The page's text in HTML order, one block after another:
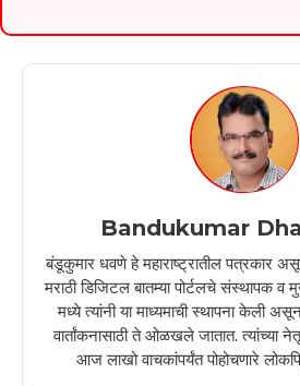
Bandukumar
बंडूकुमार धवणे हे महाराष्ट्रातील पत्रकार
मराठी डिजिटल बातम्या पोर्टलचे संस्थापक
मध्ये त्यांनी या माध्यमाची स्थापना केली असून
वार्तांकनासाठी ते ओळखले जातात. त्यांच्या
आज लाखो वाचकांपर्यंत पोहोचणारे